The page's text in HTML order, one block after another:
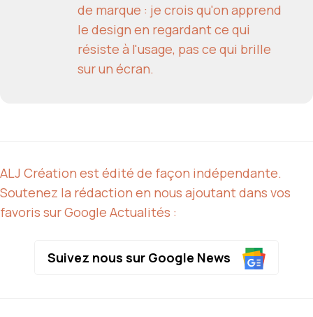
de marque : je crois qu'on apprend
le design en regardant ce qui
résiste à l'usage, pas ce qui brille
sur un écran.
ALJ Création est édité de façon indépendante.
Soutenez la rédaction en nous ajoutant dans vos
favoris sur Google Actualités :
Suivez nous sur Google News